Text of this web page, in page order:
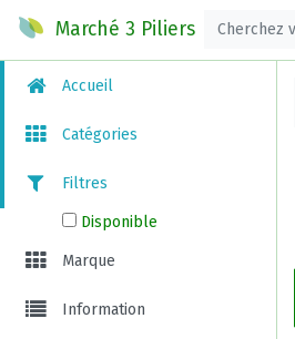
Marché 3 Piliers
Accueil
Catégories
Filtres
Disponible
Marque
Information